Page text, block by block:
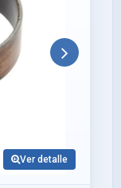
Ver detalle